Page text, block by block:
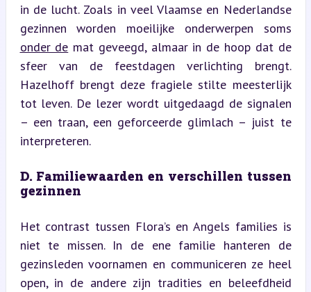
in de lucht. Zoals in veel Vlaamse en Nederlandse
onder de mat geveegd, almaar in de hoop dat de
sfeer van de feestdagen verlichting brengt.
Hazelhoff brengt deze fragiele stilte meesterlijk
tot leven. De lezer wordt uitgedaagd de signalen
– een traan, een geforceerde glimlach – juist te
interpreteren.
D. Familiewaarden en verschillen tussen
gezinnen
Het contrast tussen Flora’s en Angels families is
niet te missen. In de ene familie hanteren de
gezinsleden voornamen en communiceren ze heel
open, in de andere zijn tradities en beleefdheid